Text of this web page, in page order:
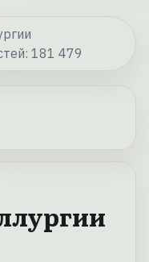
181 479